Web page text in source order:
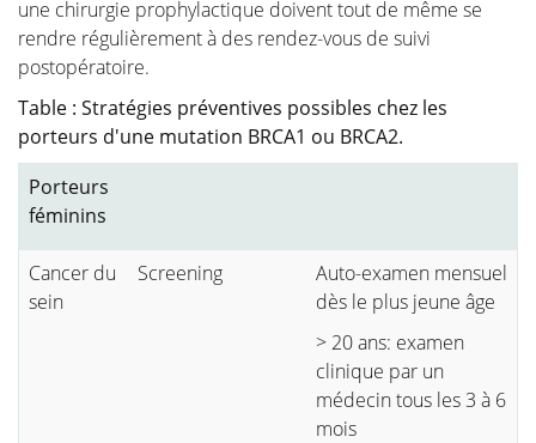
une chirurgie prophylactique doivent tout de même se
rendre régulièrement à des rendez-vous de suivi
postopératoire.
Table : Stratégies préventives possibles chez les
porteurs d'une mutation BRCA1 ou BRCA2.
Porteurs
féminins
Cancer du
sein
Screening
Auto-examen mensuel
dès le plus jeune âge
> 20 ans: examen
clinique par un
médecin tous les 3 à 6
mois